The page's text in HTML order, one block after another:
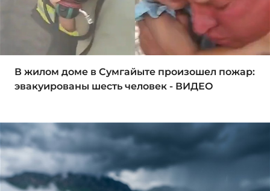
В жилом доме в Сумгайыте произошел пожар:
эвакуированы шесть человек - ВИДЕО